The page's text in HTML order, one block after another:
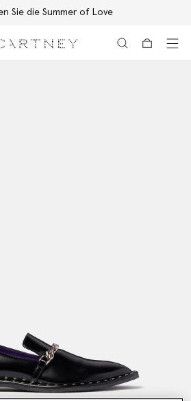
Sie die Summer of Love